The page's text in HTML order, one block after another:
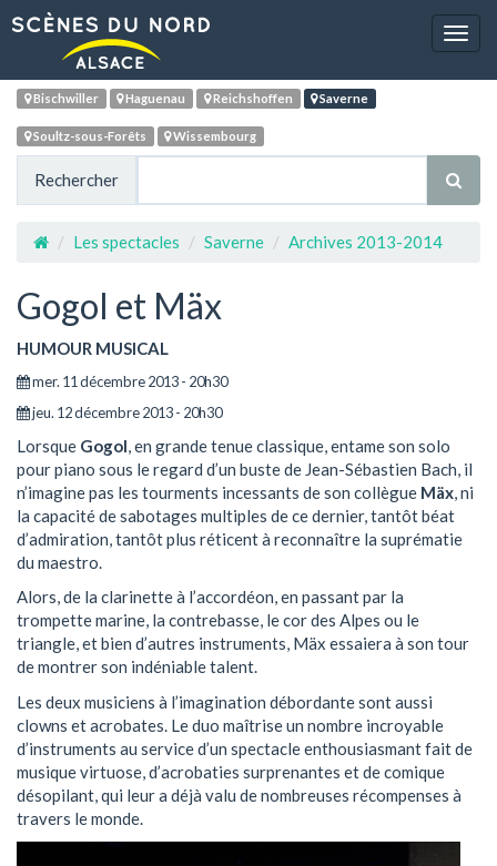
Bischwiller Haguenau Reichshoffen Saverne
Soultz-sous-Forêts Wissembourg
Rechercher
Les spectacles Saverne Archives 2013-2014
Gogol et Mäx
HUMOUR MUSICAL
mer. 11 décembre 2013 - 20h30
jeu. 12 décembre 2013 - 20h30
Lorsque Gogol , en grande tenue classique, entame son solo
pour piano sous le regard d’un buste de Jean-Sébastien Bach, il
n’imagine pas les tourments incessants de son collègue Mäx , ni
la capacité de sabotages multiples de ce dernier, tantôt béat
d’admiration, tantôt plus réticent à reconnaître la suprématie
du maestro.
Alors, de la clarinette à l’accordéon, en passant par la
trompette marine, la contrebasse, le cor des Alpes ou le
triangle, et bien d’autres instruments, Mäx essaiera à son tour
de montrer son indéniable talent.
Les deux musiciens à l’imagination débordante sont aussi
clowns et acrobates. Le duo maîtrise un nombre incroyable
d’instruments au service d’un spectacle enthousiasmant fait de
musique virtuose, d’acrobaties surprenantes et de comique
désopilant, qui leur a déjà valu de nombreuses récompenses à
travers le monde.